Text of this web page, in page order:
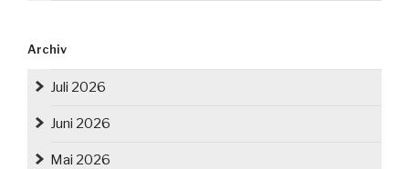
Archiv
Juli 2026
Juni 2026
Mai 2026